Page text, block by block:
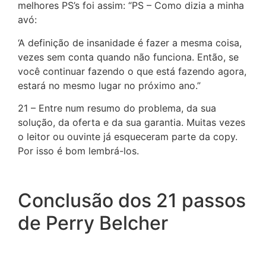
melhores PS’s foi assim: “PS – Como dizia a minha
avó:
‘A definição de insanidade é fazer a mesma coisa,
vezes sem conta quando não funciona. Então, se
você continuar fazendo o que está fazendo agora,
estará no mesmo lugar no próximo ano.”
21 – Entre num resumo do problema, da sua
solução, da oferta e da sua garantia. Muitas vezes
o leitor ou ouvinte já esqueceram parte da copy.
Por isso é bom lembrá-los.
Conclusão dos 21 passos
de Perry Belcher